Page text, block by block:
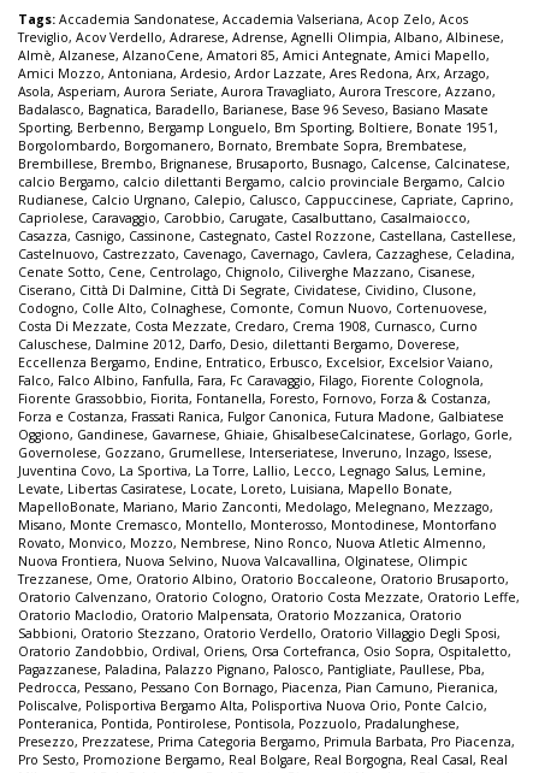
Tags: Accademia Sandonatese, Accademia Valseriana, Acop Zelo, Acos
Treviglio, Acov Verdello, Adrarese, Adrense, Agnelli Olimpia, Albano, Albinese,
Almè, Alzanese, AlzanoCene, Amatori 85, Amici Antegnate, Amici Mapello,
Amici Mozzo, Antoniana, Ardesio, Ardor Lazzate, Ares Redona, Arx, Arzago,
Asola, Asperiam, Aurora Seriate, Aurora Travagliato, Aurora Trescore, Azzano,
Badalasco, Bagnatica, Baradello, Barianese, Base 96 Seveso, Basiano Masate
Sporting, Berbenno, Bergamp Longuelo, Bm Sporting, Boltiere, Bonate 1951,
Borgolombardo, Borgomanero, Bornato, Brembate Sopra, Brembatese,
Brembillese, Brembo, Brignanese, Brusaporto, Busnago, Calcense, Calcinatese,
calcio Bergamo, calcio dilettanti Bergamo, calcio provinciale Bergamo, Calcio
Rudianese, Calcio Urgnano, Calepio, Calusco, Cappuccinese, Capriate, Caprino,
Capriolese, Caravaggio, Carobbio, Carugate, Casalbuttano, Casalmaiocco,
Casazza, Casnigo, Cassinone, Castegnato, Castel Rozzone, Castellana, Castellese,
Castelnuovo, Castrezzato, Cavenago, Cavernago, Cavlera, Cazzaghese, Celadina,
Cenate Sotto, Cene, Centrolago, Chignolo, Ciliverghe Mazzano, Cisanese,
Ciserano, Città Di Dalmine, Città Di Segrate, Cividatese, Cividino, Clusone,
Codogno, Colle Alto, Colnaghese, Comonte, Comun Nuovo, Cortenuovese,
Costa Di Mezzate, Costa Mezzate, Credaro, Crema 1908, Curnasco, Curno
Caluschese, Dalmine 2012, Darfo, Desio, dilettanti Bergamo, Doverese,
Eccellenza Bergamo, Endine, Entratico, Erbusco, Excelsior, Excelsior Vaiano,
Falco, Falco Albino, Fanfulla, Fara, Fc Caravaggio, Filago, Fiorente Colognola,
Fiorente Grassobbio, Fiorita, Fontanella, Foresto, Fornovo, Forza & Costanza,
Forza e Costanza, Frassati Ranica, Fulgor Canonica, Futura Madone, Galbiatese
Oggiono, Gandinese, Gavarnese, Ghiaie, GhisalbeseCalcinatese, Gorlago, Gorle,
Governolese, Gozzano, Grumellese, Interseriatese, Inveruno, Inzago, Issese,
Juventina Covo, La Sportiva, La Torre, Lallio, Lecco, Legnago Salus, Lemine,
Levate, Libertas Casiratese, Locate, Loreto, Luisiana, Mapello Bonate,
MapelloBonate, Mariano, Mario Zanconti, Medolago, Melegnano, Mezzago,
Misano, Monte Cremasco, Montello, Monterosso, Montodinese, Montorfano
Rovato, Monvico, Mozzo, Nembrese, Nino Ronco, Nuova Atletic Almenno,
Nuova Frontiera, Nuova Selvino, Nuova Valcavallina, Olginatese, Olimpic
Trezzanese, Ome, Oratorio Albino, Oratorio Boccaleone, Oratorio Brusaporto,
Oratorio Calvenzano, Oratorio Cologno, Oratorio Costa Mezzate, Oratorio Leffe,
Oratorio Maclodio, Oratorio Malpensata, Oratorio Mozzanica, Oratorio
Sabbioni, Oratorio Stezzano, Oratorio Verdello, Oratorio Villaggio Degli Sposi,
Oratorio Zandobbio, Ordival, Oriens, Orsa Cortefranca, Osio Sopra, Ospitaletto,
Pagazzanese, Paladina, Palazzo Pignano, Palosco, Pantigliate, Paullese, Pba,
Pedrocca, Pessano, Pessano Con Bornago, Piacenza, Pian Camuno, Pieranica,
Poliscalve, Polisportiva Bergamo Alta, Polisportiva Nuova Orio, Ponte Calcio,
Ponteranica, Pontida, Pontirolese, Pontisola, Pozzuolo, Pradalunghese,
Presezzo, Prezzatese, Prima Categoria Bergamo, Primula Barbata, Pro Piacenza,
Pro Sesto, Promozione Bergamo, Real Bolgare, Real Borgogna, Real Casal, Real